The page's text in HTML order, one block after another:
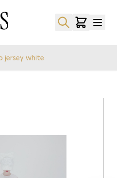
jersey white